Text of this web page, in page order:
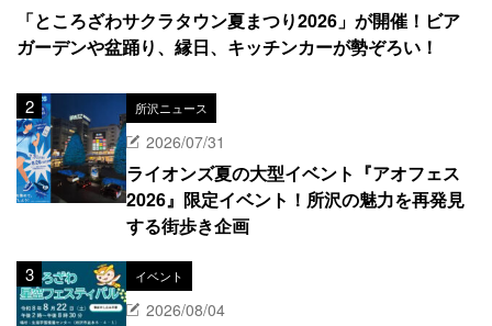
「ところざわサクラタウン夏まつり2026」が開催！ビア
ガーデンや盆踊り、縁日、キッチンカーが勢ぞろい！
所沢ニュース
2026/07/31
ライオンズ夏の大型イベント『アオフェス
2026』限定イベント！所沢の魅力を再発見
する街歩き企画
イベント
2026/08/04